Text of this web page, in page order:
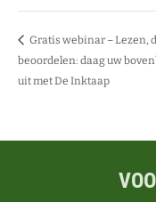
Gratis webinar – Lezen,
beoordelen: daag uw
uit met De Inktaap